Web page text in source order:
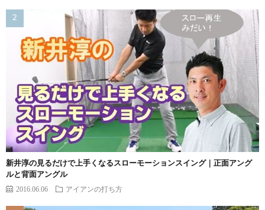
新井淳の見るだけで上手くなるスローモーションスイング｜正面アング
ルと背面アングル
2016.06.06 アイアンの打ち方